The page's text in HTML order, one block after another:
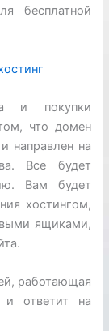
бесплатной
и покупки
что домен
направлен на
Все будет
Вам будет
хостингом,
ящиками,
работающая
и ответит на